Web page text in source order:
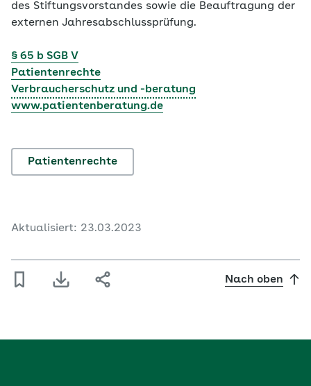
des Stiftungsvorstandes sowie die Beauftragung der
externen Jahresabschlussprüfung.
§ 65 b SGB V
Patientenrechte
Verbraucherschutz und -beratung
www.patientenberatung.de
Patientenrechte
Aktualisiert: 23.03.2023
Nach oben